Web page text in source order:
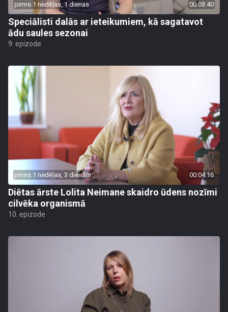
pirms 1 nedēļas, 1 dienas 00:03:40
Speciālisti dalās ar ieteikumiem, kā sagatavot
ādu saules sezonai
9. epizode
pirms 1 nedēļas, 3 dienām 00:04:16
Diētas ārste Lolita Neimane skaidro ūdens nozīmi
cilvēka organismā
10. epizode